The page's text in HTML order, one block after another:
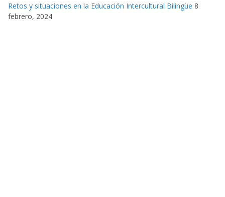
Retos y situaciones en la Educación Intercultural Bilingüe 8
febrero, 2024